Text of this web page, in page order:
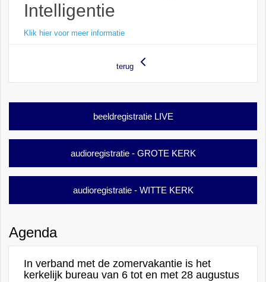
Intelligentie
Klik hier voor meer informatie
terug
beeldregistratie LIVE
audioregistratie - GROTE KERK
audioregistratie - WITTE KERK
Agenda
In verband met de zomervakantie is het
kerkelijk bureau van 6 tot en met 28 augustus